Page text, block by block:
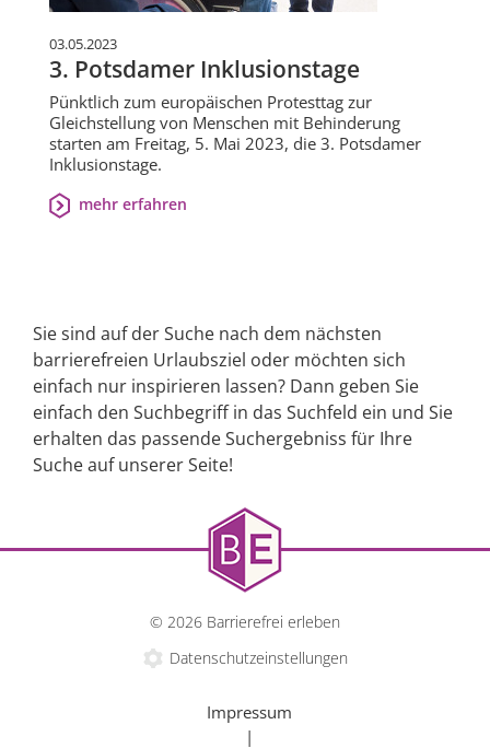
03.05.2023
3. Potsdamer Inklusionstage
Pünktlich zum europäischen Protesttag zur
Gleichstellung von Menschen mit Behinderung
starten am Freitag, 5. Mai 2023, die 3. Potsdamer
Inklusionstage.
mehr erfahren
Sie sind auf der Suche nach dem nächsten
barrierefreien Urlaubsziel oder möchten sich
einfach nur inspirieren lassen? Dann geben Sie
einfach den Suchbegriff in das Suchfeld ein und Sie
erhalten das passende Suchergebniss für Ihre
Suche auf unserer Seite!
© 2026 Barrierefrei erleben
Datenschutzeinstellungen
Impressum
|